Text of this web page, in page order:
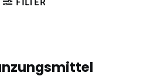
FILTER